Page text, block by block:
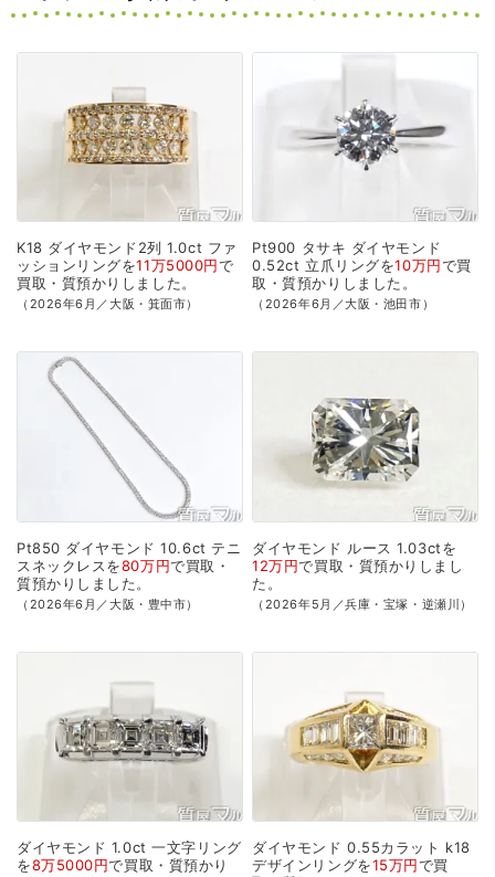
K18 ダイヤモンド2列 1.0ct ファ
ッションリングを11万5000円で
買取・質預かり しました。
（2026年6月／大阪・箕面市）
Pt900 タサキ ダイヤモンド
0.52ct 立爪リングを10万円で買
取・質預かり しました。
（2026年6月／大阪・池田市）
Pt850 ダイヤモンド 10.6ct テニ
スネックレスを80万円で買取・
質預かり しました。
（2026年6月／大阪・豊中市）
ダイヤモンド ルース 1.03ctを
12万円で買取・質預かり しまし
た。
（2026年5月／兵庫・宝塚・逆瀬川）
ダイヤモンド 1.0ct 一文字リング
を8万5000円で買取・質預かり
ダイヤモンド 0.55カラット k18
デザインリングを15万円で買